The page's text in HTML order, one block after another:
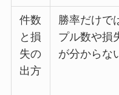
件数
と損
失の
出方
勝率だけで
プル数や損
が分からな